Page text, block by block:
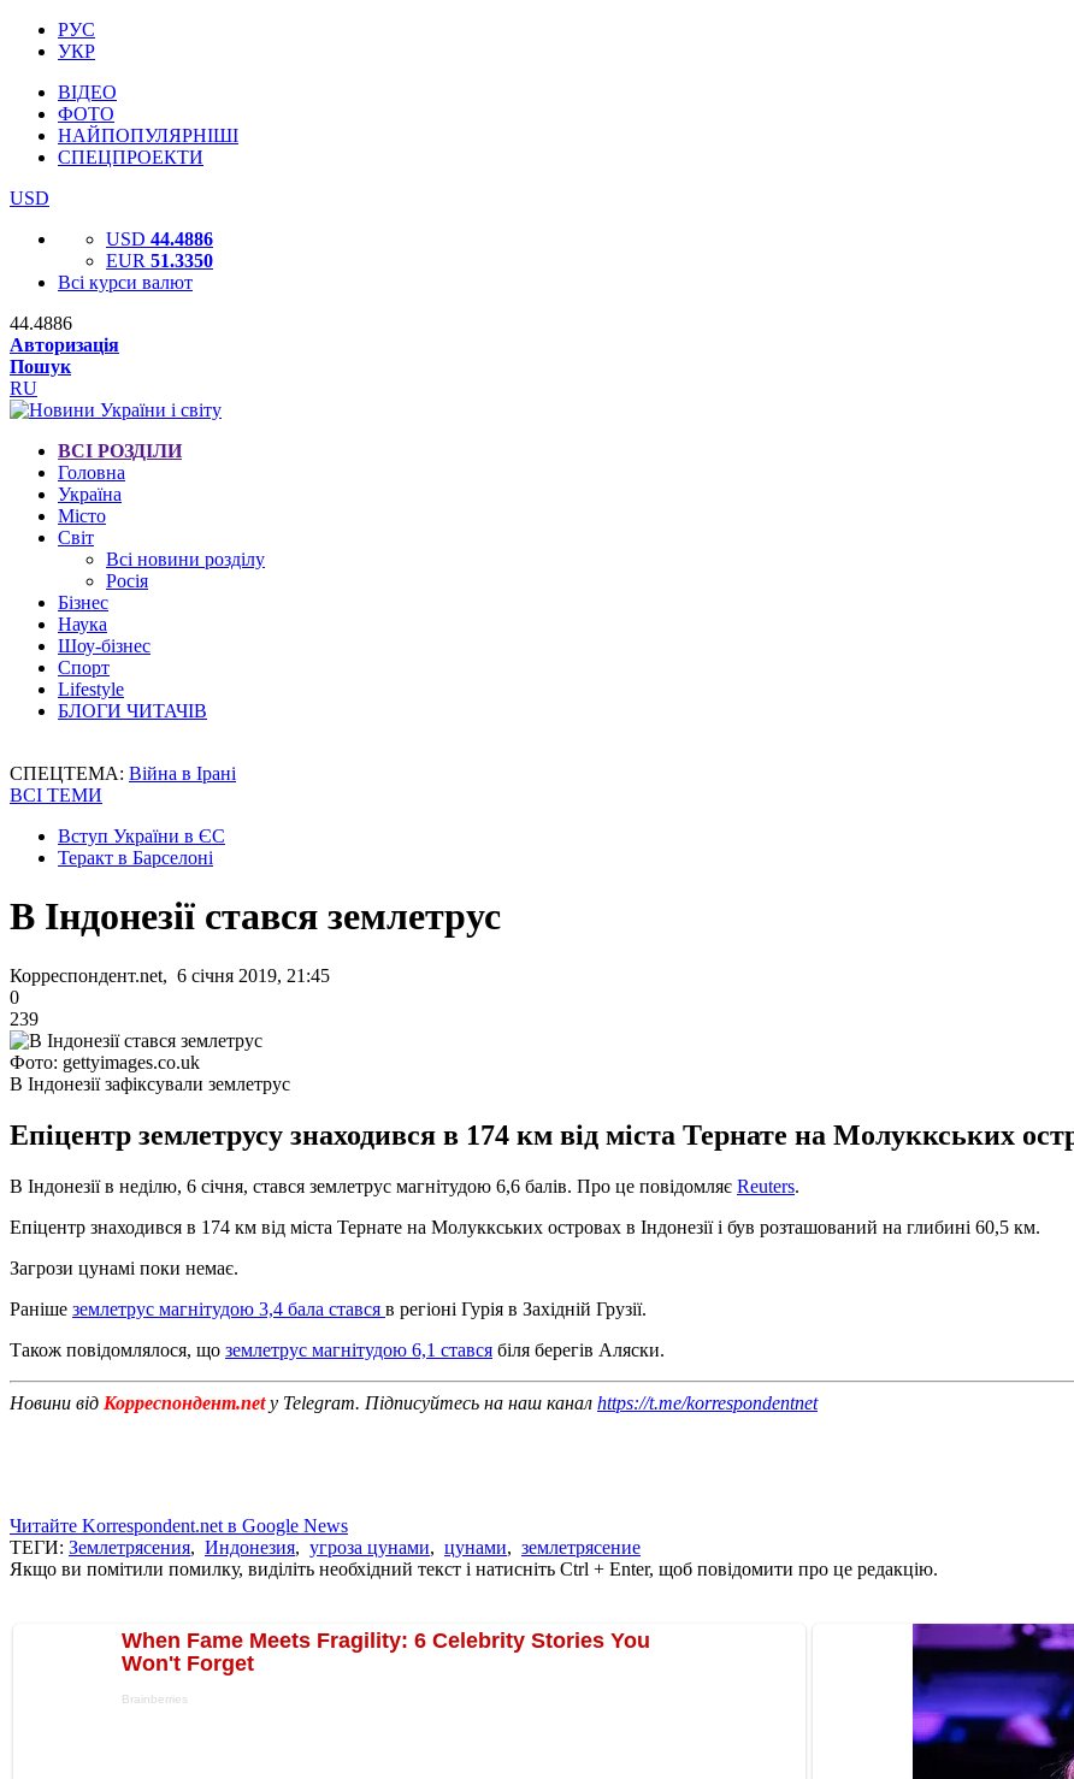
РУС
УКР
ВІДЕО
ФОТО
НАЙПОПУЛЯРНІШІ
СПЕЦПРОЕКТИ
USD
USD 44.4886
EUR 51.3350
Всі курси валют
44.4886
Авторизація
Пошук
RU
ВСІ РОЗДІЛИ
Головна
Україна
Місто
Світ
Всі новини розділу
Росія
Бізнес
Наука
Шоу-бізнес
Спорт
Lifestyle
БЛОГИ ЧИТАЧІВ
СПЕЦТЕМА: Війна в Ірані
ВСІ ТЕМИ
Вступ України в ЄС
Теракт в Барселоні
В Індонезії стався землетрус
Корреспондент.net, 6 січня 2019, 21:45
0
239
Фото: gettyimages.co.uk
В Індонезії зафіксували землетрус
Епіцентр землетрусу знаходився в 174 км від міста Тернате на Молуккських
В Індонезії в неділю, 6 січня, стався землетрус магнітудою 6,6 балів. Про це повідомляє Reuters.
Епіцентр знаходився в 174 км від міста Тернате на Молуккських островах в Індонезії і був розташований на глибині 60,5 км.
Загрози цунамі поки немає.
Раніше землетрус магнітудою 3,4 бала стався в регіоні Гурія в Західній Грузії.
Також повідомлялося, що землетрус магнітудою 6,1 стався біля берегів Аляски.
Новини від Корреспондент.netу Telegram. Підписуйтесь на наш канал https://t.me/korrespondentnet
Читайте Korrespondent.net в Google News
ТЕГИ: Землетрясения, Индонезия, угроза цунами, цунами, землетрясение
Якщо ви помітили помилку, виділіть необхідний текст і натисніть Ctrl + Enter, щоб повідомити про це редакцію.